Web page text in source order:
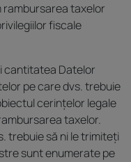
rambursarea taxelor
fiscale
cantitatea Datelor
pe care dvs. trebuie
cerințelor legale
taxelor.
trebuie să ni le trimiteți
sunt enumerate pe